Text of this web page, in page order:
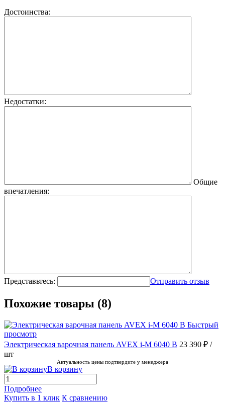
Достоинства:
Недостатки:
Общие
впечатления:
Представьтесь: Отправить отзыв
Похожие товары (8)
Быстрый
просмотр
Электрическая варочная панель AVEX i-M 6040 B 23 390 ₽ /
шт
Актуальность цены подтвердите у менеджера
В корзину
Подробнее
Купить в 1 клик К сравнению